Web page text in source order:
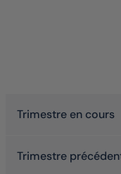
Trimestre en cours
Trimestre